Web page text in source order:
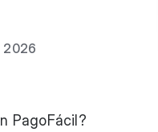
2026
PagoFácil?